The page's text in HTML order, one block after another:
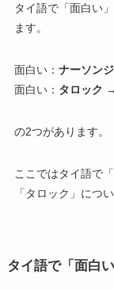
タイ語で「面白い
ます。
面白い： ナーソン
面白い： タロック
の2つがあります。
ここではタイ語で
「タロック」につ
タイ語で「面白